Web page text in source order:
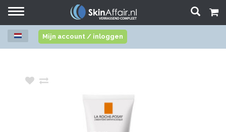
Toggle
Mijn account / inloggen